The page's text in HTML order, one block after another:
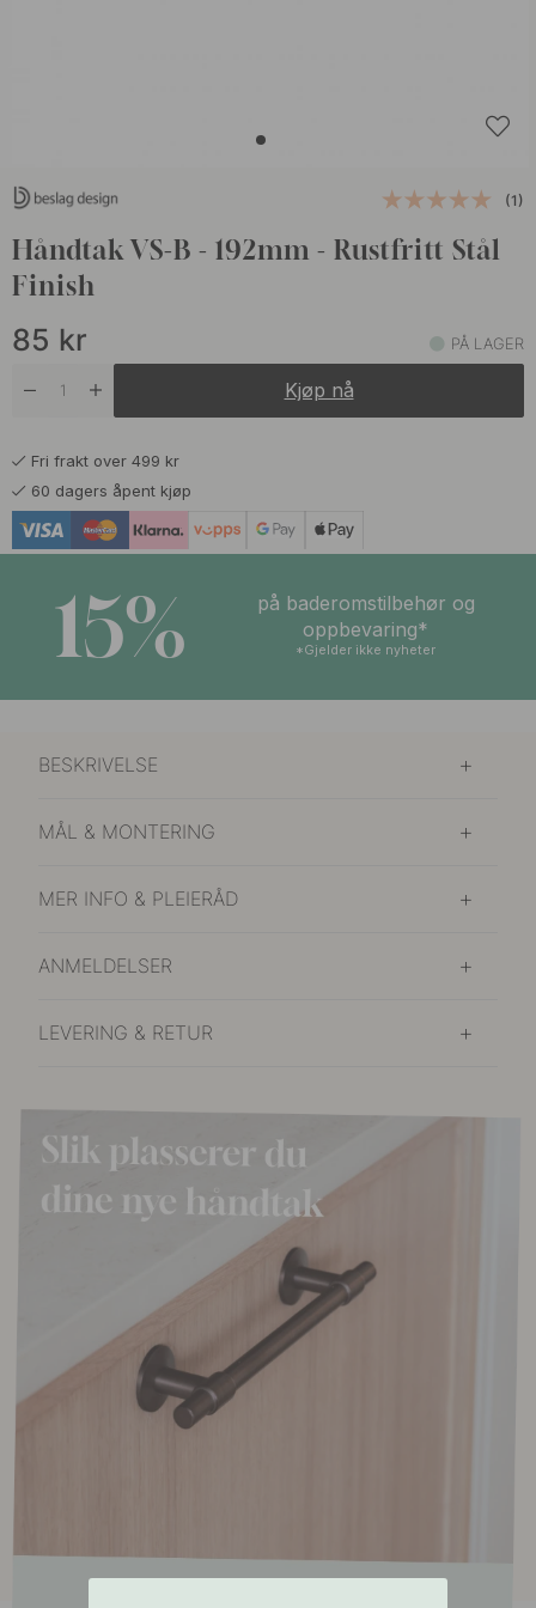
(1)
Håndtak VS-B - 192mm - Rustfritt Stål
Finish
85 kr PÅ LAGER
Kjøp nå
Fri frakt over 499 kr
60 dagers åpent kjøp
15%
på baderomstilbehør og
oppbevaring*
*Gjelder ikke nyheter
BESKRIVELSE
MÅL & MONTERING
MER INFO & PLEIERÅD
ANMELDELSER
LEVERING & RETUR